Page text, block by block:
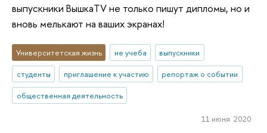
выпускники ВышкаTV не только пишут дипломы, но и
вновь мелькают на ваших экранах!
Университетская жизнь не учеба
выпускники
студенты
приглашение к участию
репортаж о событии
общественная деятельность
11 июня 2020